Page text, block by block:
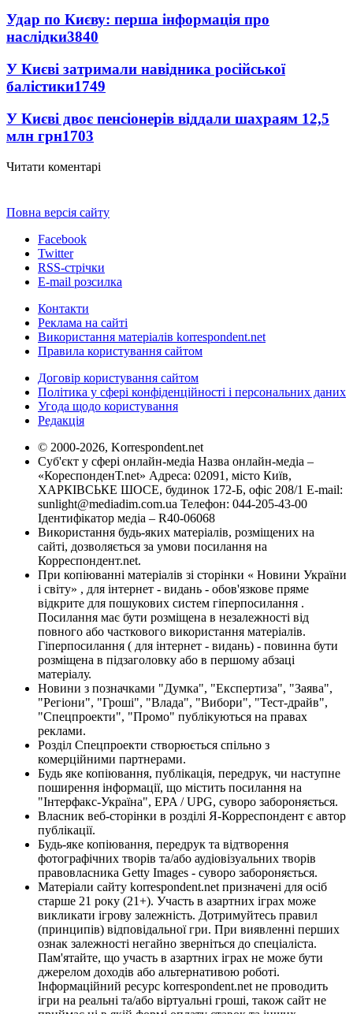
Удар по Києву: перша інформація про
наслідки3840
У Києві затримали навідника російської
балістики1749
У Києві двоє пенсіонерів віддали шахраям 12,5
млн грн1703
Читати коментарі
Повна версія сайту
Facebook
Twitter
RSS-стрічки
E-mail розсилка
Контакти
Реклама на сайті
Використання матеріалів korrespondent.net
Правила користування сайтом
Договір користування сайтом
Політика у сфері конфіденційності і персональних даних
Угода щодо користування
Редакція
© 2000-2026, Korrespondent.net
Суб'єкт у сфері онлайн-медіа Назва онлайн-медіа –
«КореспонденТ.net» Адреса: 02091, місто Київ,
ХАРКІВСЬКЕ ШОСЕ, будинок 172-Б, офіс 208/1 E-mail:
sunlight@mediadim.com.ua Телефон: 044-205-43-00
Ідентифікатор медіа – R40-06068
Використання будь-яких матеріалів, розміщених на
сайті, дозволяється за умови посилання на
Корреспондент.net.
При копіюванні матеріалів зі сторінки « Новини України
і світу» , для інтернет - видань - обов'язкове пряме
відкрите для пошукових систем гіперпосилання .
Посилання має бути розміщена в незалежності від
повного або часткового використання матеріалів.
Гіперпосилання ( для інтернет - видань) - повинна бути
розміщена в підзаголовку або в першому абзаці
матеріалу.
Новини з позначками "Думка", "Експертиза", "Заява",
"Регіони", "Гроші", "Влада", "Вибори", "Тест-драйв",
"Спецпроекти", "Промо" публікуються на правах
реклами.
Розділ Спецпроекти створюється спільно з
комерційними партнерами.
Будь яке копіювання, публікація, передрук, чи наступне
поширення інформації, що містить посилання на
"Інтерфакс-Україна", EPA / UPG, суворо забороняється.
Власник веб-сторінки в розділі Я-Корреспондент є автор
публікації.
Будь-яке копіювання, передрук та відтворення
фотографічних творів та/або аудіовізуальних творів
правовласника Getty Images - суворо забороняється.
Матеріали сайту korrespondent.net призначені для осіб
старше 21 року (21+). Участь в азартних іграх може
викликати ігрову залежність. Дотримуйтесь правил
(принципів) відповідальної гри. При виявленні перших
ознак залежності негайно зверніться до спеціаліста.
Пам'ятайте, що участь в азартних іграх не може бути
джерелом доходів або альтернативою роботі.
Інформаційний ресурс korrespondent.net не проводить
ігри на реальні та/або віртуальні гроші, також сайт не